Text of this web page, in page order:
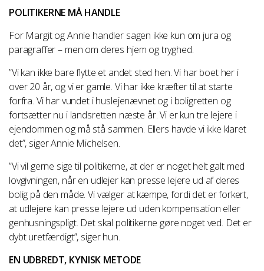
POLITIKERNE MÅ HANDLE
For Margit og Annie handler sagen ikke kun om jura og
paragraffer – men om deres hjem og tryghed.
”Vi kan ikke bare flytte et andet sted hen. Vi har boet her i
over 20 år, og vi er gamle. Vi har ikke kræfter til at starte
forfra. Vi har vundet i huslejenævnet og i boligretten og
fortsætter nu i landsretten næste år. Vi er kun tre lejere i
ejendommen og må stå sammen. Ellers havde vi ikke klaret
det”, siger Annie Michelsen.
”Vi vil gerne sige til politikerne, at der er noget helt galt med
lovgivningen, når en udlejer kan presse lejere ud af deres
bolig på den måde. Vi vælger at kæmpe, fordi det er forkert,
at udlejere kan presse lejere ud uden kompensation eller
genhusningspligt. Det skal politikerne gøre noget ved. Det er
dybt uretfærdigt”, siger hun.
EN UDBREDT, KYNISK METODE